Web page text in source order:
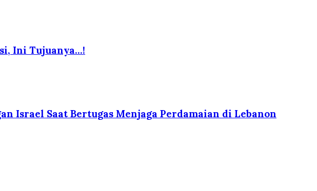
Ini Tujuanya...!
Israel Saat Bertugas Menjaga Perdamaian di Lebanon